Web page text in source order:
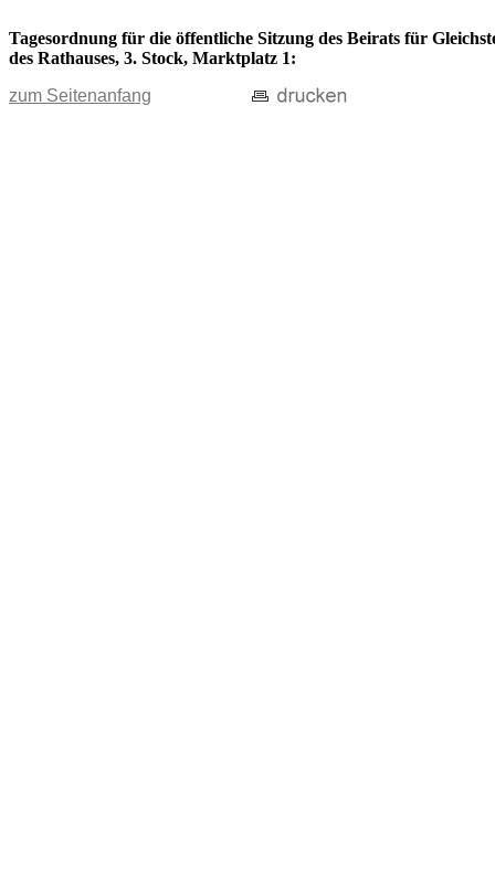
Tagesordnung für die öffentliche Sitzung des Beirats für
des Rathauses, 3. Stock, Marktplatz 1:
zum Seitenanfang